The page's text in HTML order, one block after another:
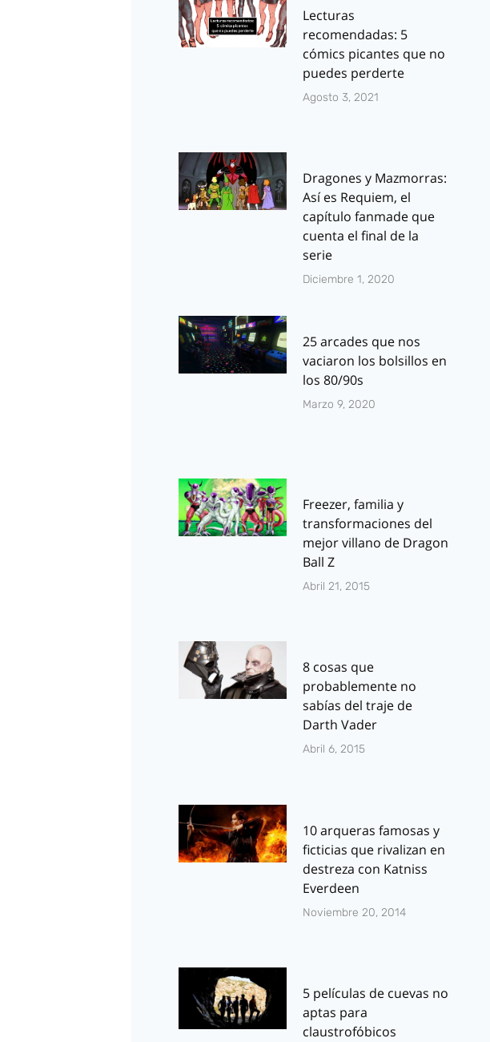
Lecturas
recomendadas: 5
cómics picantes que no
puedes perderte
Agosto 3, 2021
Dragones y Mazmorras:
Así es Requiem, el
capítulo fanmade que
cuenta el final de la
serie
Diciembre 1, 2020
25 arcades que nos
vaciaron los bolsillos en
los 80/90s
Marzo 9, 2020
Freezer, familia y
transformaciones del
mejor villano de Dragon
Ball Z
Abril 21, 2015
8 cosas que
probablemente no
sabías del traje de
Darth Vader
Abril 6, 2015
10 arqueras famosas y
ficticias que rivalizan en
destreza con Katniss
Everdeen
Noviembre 20, 2014
5 películas de cuevas no
aptas para
claustrofóbicos